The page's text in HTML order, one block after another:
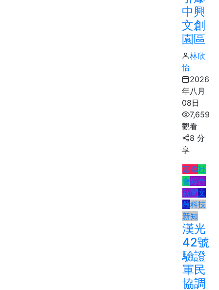
中興
文創
園區
林欣
怡
2026
年八月
08日
7,659
觀看
8 分
享
頭條社
會綜合
新聞文
教科技
新知
漢光
42號
驗證
軍民
協調